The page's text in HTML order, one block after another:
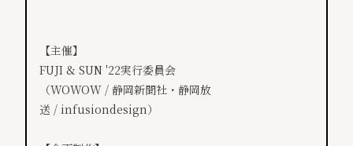
【主催】
FUJI & SUN '22実行委員会
（WOWOW / 静岡新聞社・静岡放
送 / infusiondesign）